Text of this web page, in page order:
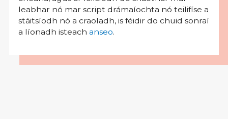
leabhar nó mar script drámaíochta nó teilifíse a
stáitsíodh nó a craoladh, is féidir do chuid sonraí
a líonadh isteach anseo.